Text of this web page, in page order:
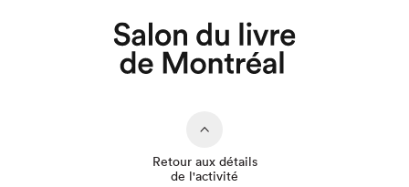
Retour aux détails
de l'activité